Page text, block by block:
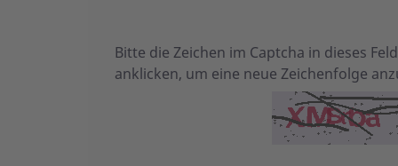
Bitte die Zeichen im Captcha in dieses
anklicken, um eine neue Zeichenfolge